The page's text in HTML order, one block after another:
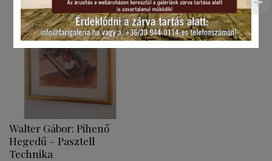
Walter Gábor: Pihenő
Hegedű – Pasztell
Technika